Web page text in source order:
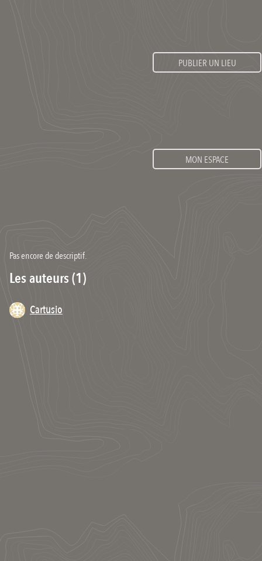
PUBLIER UN LIEU
MON ESPACE
Pas encore de descriptif.
Les auteurs (1)
Cartusio